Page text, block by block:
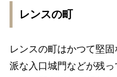
レンスの町
レンスの町はかつて堅
派な入口城門などが残